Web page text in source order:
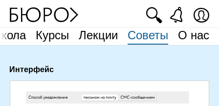
Курсы Лекции Советы О нас
🔍
Интерфейс